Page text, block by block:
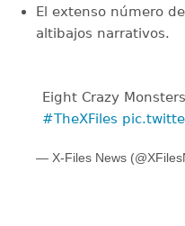
El extenso número
altibajos narrativos.
Eight Crazy
#TheXFiles
— X-Files News